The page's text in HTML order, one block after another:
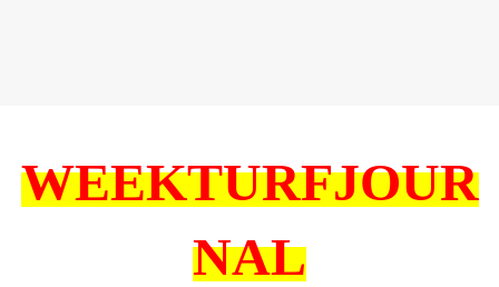
WEEKTURFJOUR
NAL